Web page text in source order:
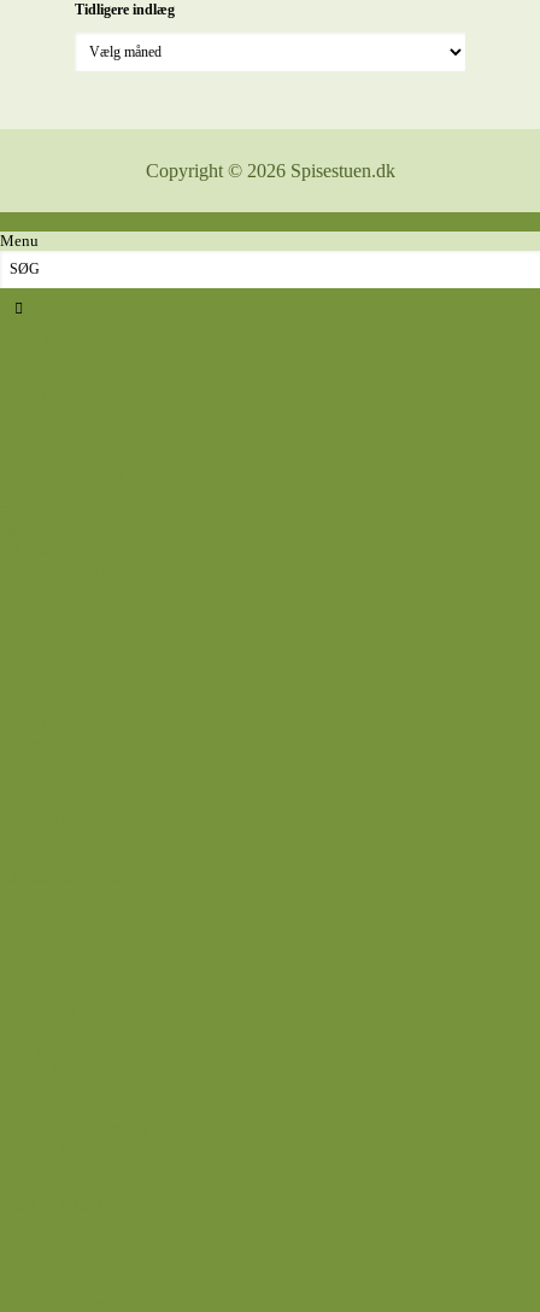
Tidligere indlæg
Copyright © 2026 Spisestuen.dk
Menu